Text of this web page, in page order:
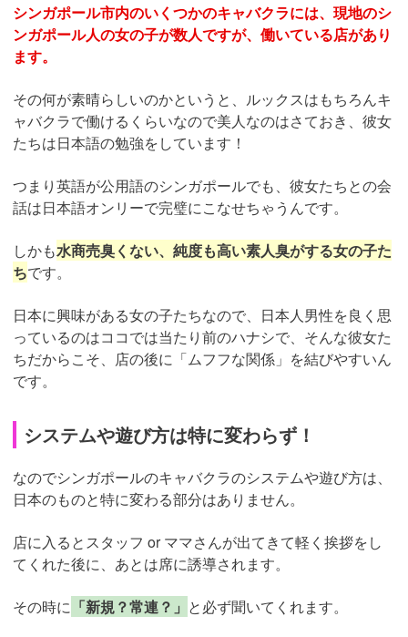
シンガポール市内のいくつかのキャバクラには、現地のシ
ンガポール人の女の子が数人ですが、働いている店があり
ます。
その何が素晴らしいのかというと、ルックスはもちろんキ
ャバクラで働けるくらいなので美人なのはさておき、彼女
たちは日本語の勉強をしています！
つまり英語が公用語のシンガポールでも、彼女たちとの会
話は日本語オンリーで完璧にこなせちゃうんです。
しかも水商売臭くない、純度も高い素人臭がする女の子た
ちです。
日本に興味がある女の子たちなので、日本人男性を良く思
っているのはココでは当たり前のハナシで、そんな彼女た
ちだからこそ、店の後に「ムフフな関係」を結びやすいん
です。
システムや遊び方は特に変わらず！
なのでシンガポールのキャバクラのシステムや遊び方は、
日本のものと特に変わる部分はありません。
店に入るとスタッフ or ママさんが出てきて軽く挨拶をし
てくれた後に、あとは席に誘導されます。
その時に 「新規？常連？」 と必ず聞いてくれます。